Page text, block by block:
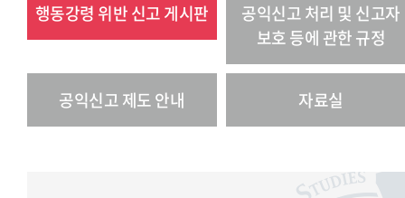
행동강령 위반 신고 게시판
공익신고 처리 및 신고자
보호 등에 관한 규정
공익신고 제도 안내 자료실